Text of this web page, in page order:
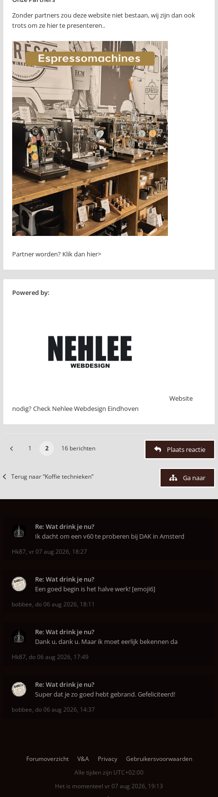
Zonder partners zou deze website niet bestaan, wij zijn dan ook
trots om ze hier te presenteren..
Partner worden? Klik dan hier>
Powered by:
Website
nodig? Check Nehlee Webdesign Eindhoven
1 2 16 berichten Plaats reactie
Terug naar “Koffie technieken” Ga naar
Re: Wat drink je nu?
Ik dacht om een v60 te proberen bij DAK in Amsterd
Hk87, vr 07 aug 2026, 18:27
Re: Wat drink je nu?
Een goed begin is het halve werk! [emoji6]
bobbee, do 06 aug 2026, 18:11
Re: Wat drink je nu?
Dank u, dank u. Maar ik moet eerlijk bekennen da
Hk87, do 06 aug 2026, 17:49
Re: Wat drink je nu?
Super dat je zo goed hebt gebrand. Gefeliciteerd!
bobbee, do 06 aug 2026, 14:37
Forumoverzicht V&A Privacy
Gebruikersvoorwaarden
Alle tijden zijn UTC+02:00
Het is momenteel vr 07 aug 2026, 19:13